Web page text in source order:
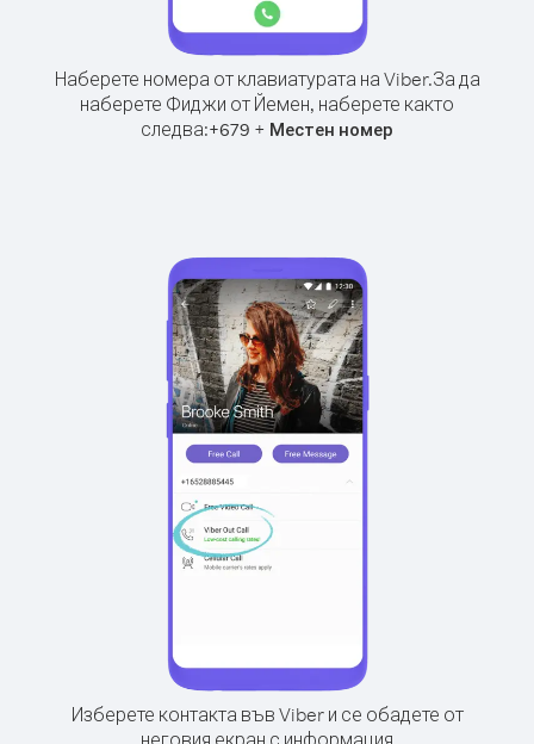
Наберете номера от клавиатурата на Viber.За да
наберете Фиджи от Йемен, наберете както
следва:+679 + Местен номер
Изберете контакта във Viber и се обадете от
неговия екран с информация